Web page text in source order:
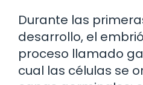
Durante las
desarrollo, el
proceso llamado
cual las células se